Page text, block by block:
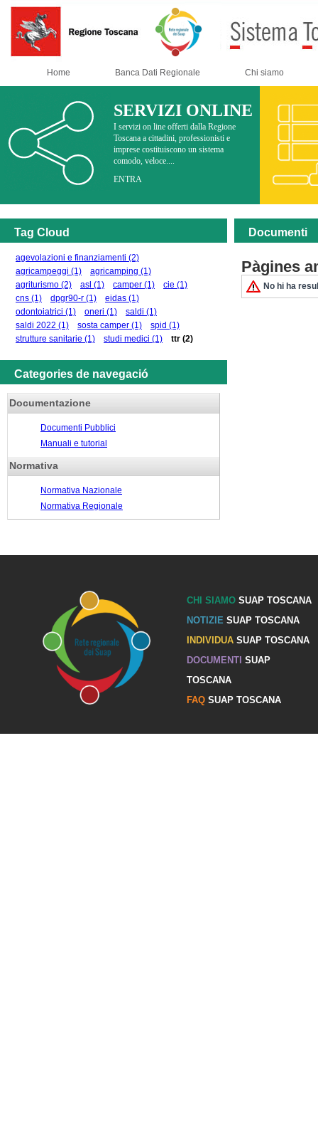
Home Banca Dati Regionale Chi siamo
SERVIZI ONLINE
I servizi on line offerti dalla Regione
Toscana a cittadini, professionisti e
imprese costituiscono un sistema
comodo, veloce....
ENTRA
Tag Cloud
agevolazioni e finanziamenti (2)
agricampeggi (1) agricamping (1)
agriturismo (2) asl (1) camper (1) cie (1)
cns (1) dpgr90-r (1) eidas (1)
odontoiatrici (1) oneri (1) saldi (1)
saldi 2022 (1) sosta camper (1) spid (1)
strutture sanitarie (1) studi medici (1) ttr (2)
Categories de navegació
Documentazione
Documenti Pubblici
Manuali e tutorial
Normativa
Normativa Nazionale
Normativa Regionale
Documenti
Pàgines
No hi ha
CHI SIAMOSUAP TOSCANA
NOTIZIE SUAP TOSCANA
INDIVIDUASUAP TOSCANA
DOCUMENTI SUAP
TOSCANA
FAQSUAP TOSCANA